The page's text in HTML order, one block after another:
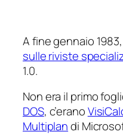
A fine gennaio
sulle riviste
1.0.
Non era il primo
DOS, c’erano
Multiplandi